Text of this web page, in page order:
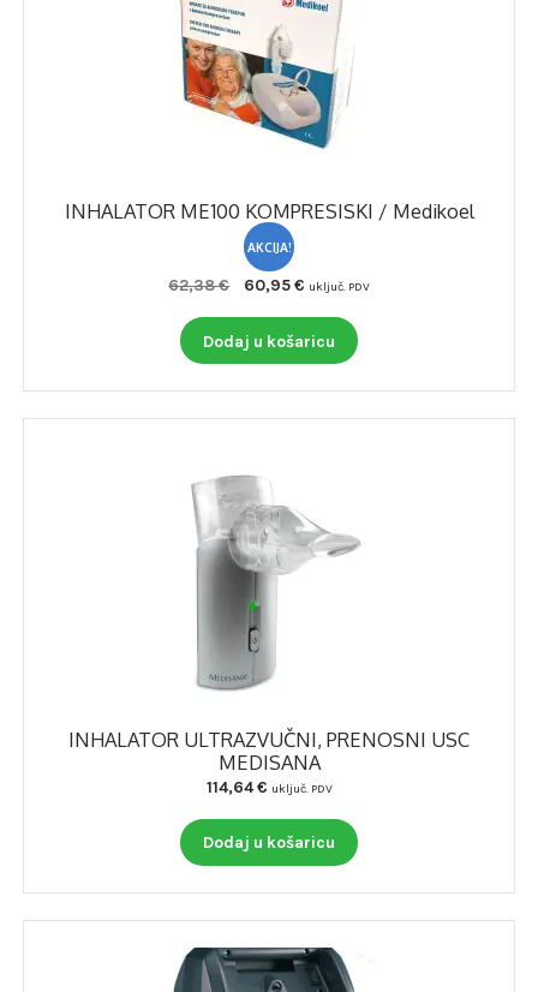
stranici
proizvoda
INHALATOR ME100 KOMPRESISKI / Medikoel
AKCIJA!
62,38€
Izvorna
bila
je:
62,38 €.
60,95€Trenutna
je:
60,95 €.
uključ. PDV
Dodaj u košaricu
INHALATOR ULTRAZVUČNI, PRENOSNI USC
MEDISANA
114,64€ uključ. PDV
Dodaj u košaricu